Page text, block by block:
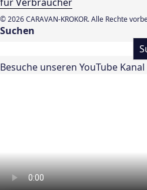
© 2026 CARAVAN-KROKOR. Alle Rechte
Suchen
Besuche unseren YouTube Kanal